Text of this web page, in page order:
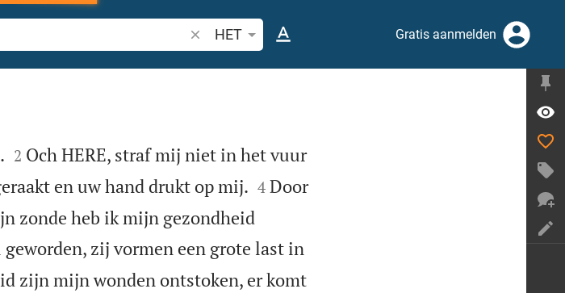
Zoek Bijbelvers of woord
HET Gratis aanmelden

2 Och HERE, straf mij niet in het vuur
en uw hand drukt op mij.
4 Door
zonde heb ik mijn gezondheid
zij vormen een grote last in
zijn mijn wonden ontstoken, er komt